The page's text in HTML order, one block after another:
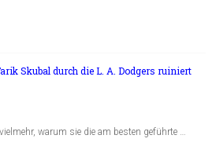
Skubal durch die L. A. Dodgers ruiniert
warum sie die am besten geführte …